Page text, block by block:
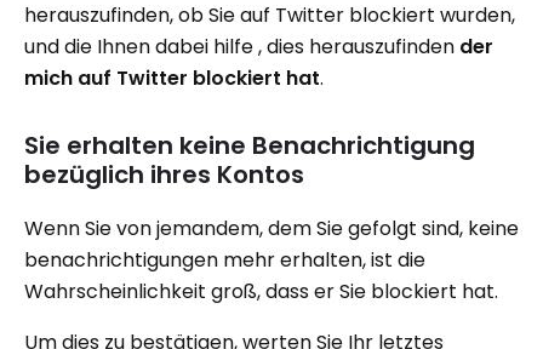
herauszufinden, ob Sie auf Twitter blockiert wurden,
und die Ihnen dabei hilfe , dies herauszufinden der
mich auf Twitter blockiert hat.
Sie erhalten keine Benachrichtigung
bezüglich ihres Kontos
Wenn Sie von jemandem, dem Sie gefolgt sind, keine
benachrichtigungen mehr erhalten, ist die
Wahrscheinlichkeit groß, dass er Sie blockiert hat.
Um dies zu bestätigen, werten Sie Ihr letztes